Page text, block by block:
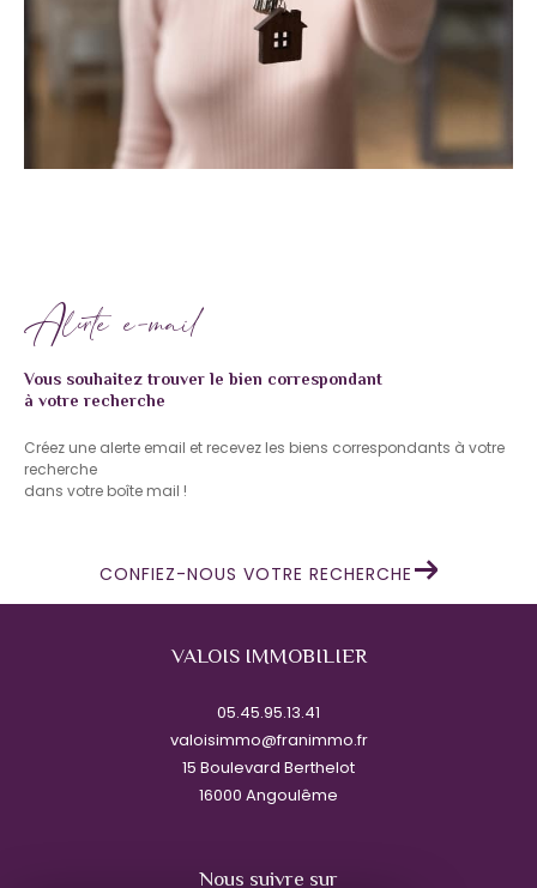
Alerte e-mail
Vous souhaitez trouver le bien correspondant
à votre recherche
Créez une alerte email et recevez les biens correspondants à votre
recherche
dans votre boîte mail !
CONFIEZ-NOUS VOTRE RECHERCHE
VALOIS IMMOBILIER
05.45.95.13.41
valoisimmo@franimmo.fr
15 Boulevard Berthelot
16000
angoulême
Nous suivre sur